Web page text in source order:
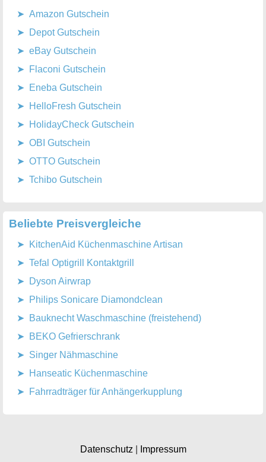
Amazon Gutschein
Depot Gutschein
eBay Gutschein
Flaconi Gutschein
Eneba Gutschein
HelloFresh Gutschein
HolidayCheck Gutschein
OBI Gutschein
OTTO Gutschein
Tchibo Gutschein
Beliebte Preisvergleiche
KitchenAid Küchenmaschine Artisan
Tefal Optigrill Kontaktgrill
Dyson Airwrap
Philips Sonicare Diamondclean
Bauknecht Waschmaschine (freistehend)
BEKO Gefrierschrank
Singer Nähmaschine
Hanseatic Küchenmaschine
Fahrradträger für Anhängerkupplung
Datenschutz Impressum